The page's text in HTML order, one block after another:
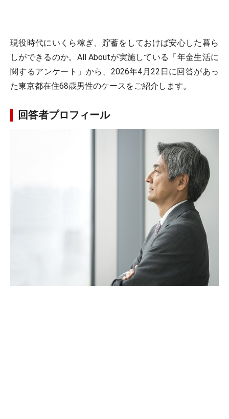
現役時代にいくら稼ぎ、貯蓄をしておけば安心した暮ら
しができるのか。All Aboutが実施している「年金生活に
関するアンケート」から、2026年4月22日に回答があっ
た東京都在住68歳男性のケースをご紹介します。
回答者プロフィール